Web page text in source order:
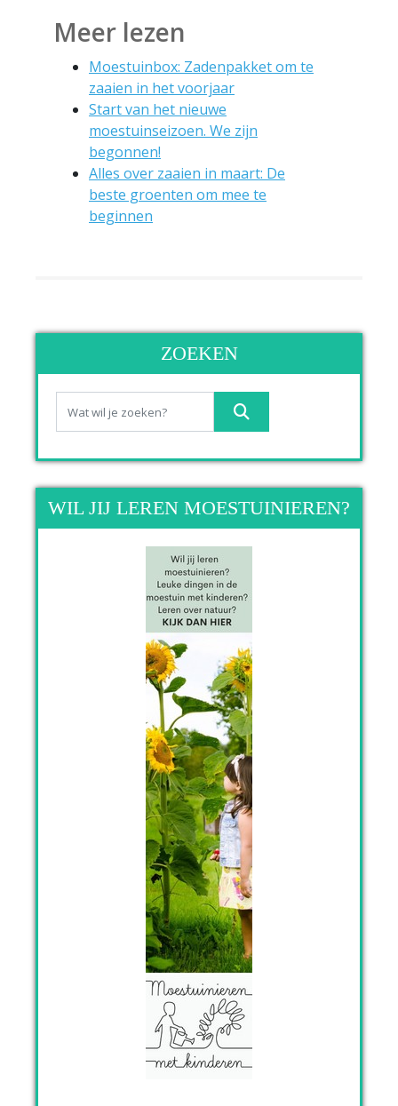
Meer lezen
Moestuinbox: Zadenpakket om te
zaaien in het voorjaar
Start van het nieuwe
moestuinseizoen. We zijn
begonnen!
Alles over zaaien in maart: De
beste groenten om mee te
beginnen
ZOEKEN
WIL JIJ LEREN MOESTUINIEREN?